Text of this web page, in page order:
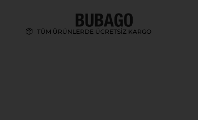
TÜM ÜRÜNLERDE ÜCRETSİZ KARGO